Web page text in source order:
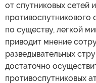
от спутниковых сетей
противоспутникового
по существу, легкой
приводит мнение
разведывательных
достаточно
противоспутниковых